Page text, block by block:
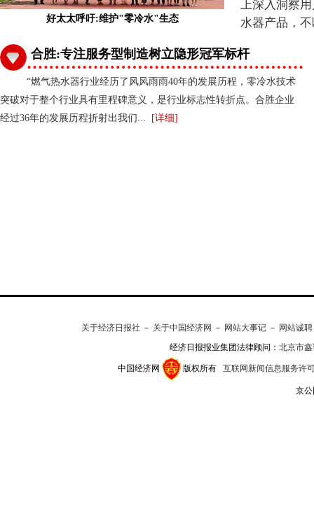
好太太呼吁:维护"零冷水"生态
上深入洞察
水器产品，
合胜:专注服务型制造树立隐形冠军标杆
“燃气热水器行业经历了风风雨雨40年的发展历程，零冷水技术
突破对于整个行业具有里程碑意义，是行业标志性转折点。合胜企业
经过36年的发展历程折射出我们...
[详细]
关于经济日报社 － 关于中国经济网 － 网站大事记 － 网站诚聘
经济日报报业集团法律顾问： 北京市
中国经济网 版权所有 互联网新闻信息服务许
京公